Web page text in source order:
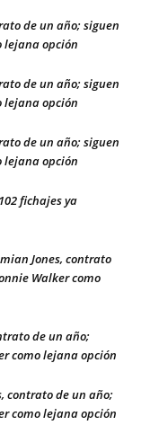
de un año; siguen
lejana opción
de un año; siguen
lejana opción
de un año; siguen
lejana opción
fichajes ya
Jones, contrato
Walker como
de un año;
como lejana opción
contrato de un año;
como lejana opción